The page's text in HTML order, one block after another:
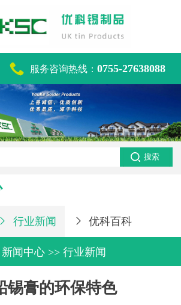
0755-27638088
 服务咨询热线： 0755-27638088
 行业新闻  优科百科
新闻中心 >>行业新闻
锡膏的环保特色